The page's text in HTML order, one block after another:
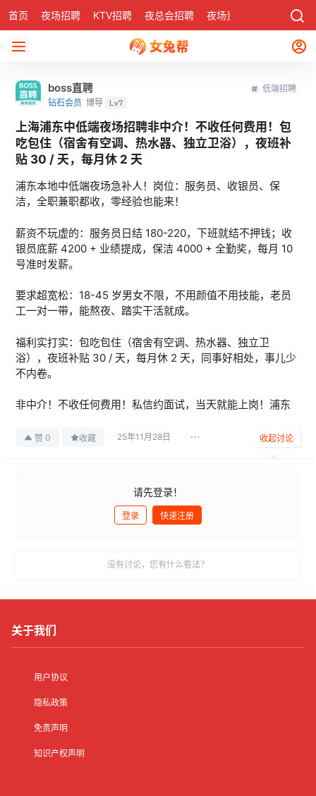
首页 夜场招聘 KTV招聘 夜总会招聘 夜场资讯 社区
boss直聘
钻石会员 博导 Lv7
低端招聘
上海浦东中低端夜场招聘非中介！不收任何费用！包
吃包住（宿舍有空调、热水器、独立卫浴），夜班补
贴 30 / 天，每月休 2 天
浦东本地中低端夜场急补人！岗位：服务员、收银员、保
洁，全职兼职都收，零经验也能来！
薪资不玩虚的：服务员日结 180-220，下班就结不押钱；收
银员底薪 4200 + 业绩提成，保洁 4000 + 全勤奖，每月 10
号准时发薪。
要求超宽松：18-45 岁男女不限，不用颜值不用技能，老员
工一对一带，能熬夜、踏实干活就成。
福利实打实：包吃包住（宿舍有空调、热水器、独立卫
浴），夜班补贴 30 / 天，每月休 2 天，同事好相处，事儿少
不内卷。
非中介！不收任何费用！私信约面试，当天就能上岗！浦东
赞 0 收藏 25年11月28日 收起讨论
请先登录！
登录 快速注册
没有讨论，您有什么看法？
关于我们
用户协议
隐私政策
免责声明
知识产权声明